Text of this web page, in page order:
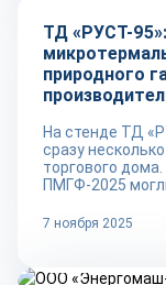
ТД «РУСТ-
природного
На стенде ТД
сразу
торгового
ПМГФ-2025
7 ноября 2025